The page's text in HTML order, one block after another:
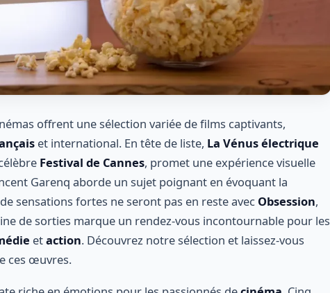
offrent une sélection variée de films captivants,
et international. En tête de liste, La Vénus électrique
Festival de Cannes, promet une expérience visuelle
Garenq aborde un sujet poignant en évoquant la
sensations fortes ne seront pas en reste avec Obsession,
de sorties marque un rendez-vous incontournable pour les
etaction. Découvrez notre sélection et laissez-vous
ces œuvres.